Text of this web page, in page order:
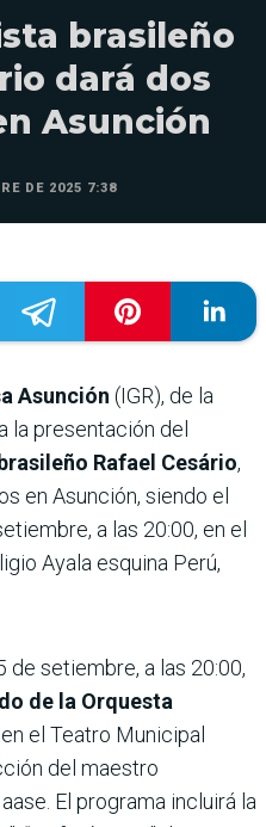
brasileño
dará dos
Asunción
DE 2025 7:38
Asunción (IGR), de la
la presentación del
Rafael Cesário,
en Asunción, siendo el
a las 20:00, en el
Ayala esquina Perú,
setiembre, a las 20:00,
de la Orquesta
en el Teatro Municipal
del maestro
El programa incluirá la